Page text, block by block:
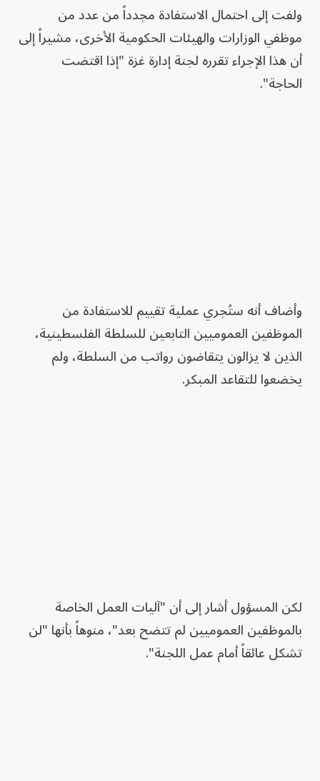
ولفت إلى احتمال الاستفادة مجدداً من عدد من
موظفي الوزارات والهيئات الحكومية الأخرى، مشيراً إلى
أن هذا الإجراء تقرره لجنة إدارة غزة "إذا اقتضت
الحاجة".
وأضاف أنه ستُجري عملية تقييم للاستفادة من
الموظفين العموميين التابعين للسلطة الفلسطينية،
الذين لا يزالون يتقاضون رواتب من السلطة، ولم
يخضعوا للتقاعد المبكر.
لكن المسؤول أشار إلى أن "آليات العمل الخاصة
بالموظفين العموميين لم تتضح بعد"، منوهاً بأنها "لن
تشكل عائقاً أمام عمل اللجنة".